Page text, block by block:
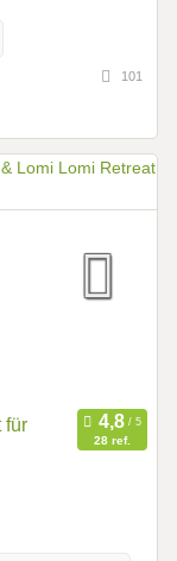
101
für
28 ref.